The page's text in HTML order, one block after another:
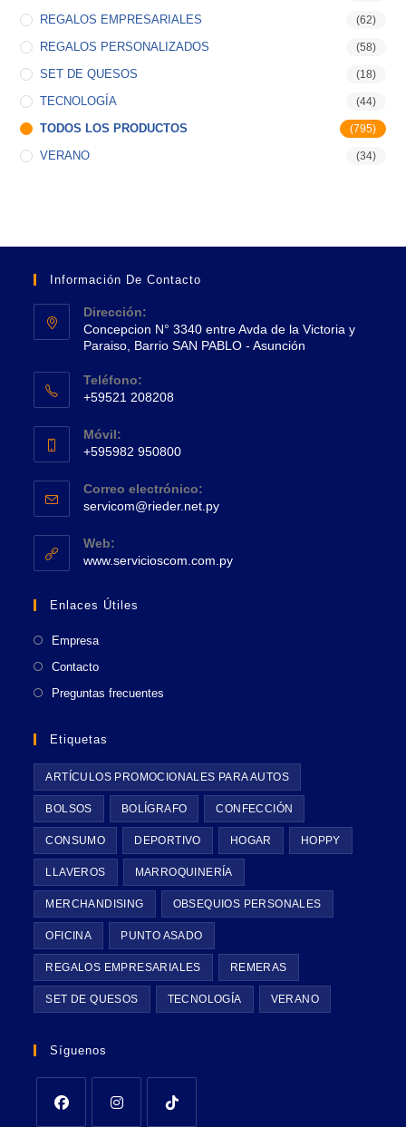
REGALOS EMPRESARIALES (62)
REGALOS PERSONALIZADOS (58)
SET DE QUESOS (18)
TECNOLOGÍA (44)
TODOS LOS PRODUCTOS (795)
VERANO (34)
Información De Contacto
Dirección:
Concepcion N° 3340 entre Avda de la Victoria y
Paraiso, Barrio SAN PABLO - Asunción
abre
una
nueva
Teléfono:
+59521 208208
abre
en
tu
aplicación
Móvil:
+595982 950800
abre
en
tu
aplicación
Correo electrónico:
servicom@rieder.net.pySe
aplicación
Web:
www.servicioscom.com.pySe
Enlaces Útiles
Empresa
Contacto
Preguntas frecuentes
Etiquetas
ARTÍCULOS PROMOCIONALES PARA AUTOS
BOLSOS BOLÍGRAFO CONFECCIÓN
CONSUMO DEPORTIVO HOGAR HOPPY
LLAVEROS MARROQUINERÍA
MERCHANDISING OBSEQUIOS PERSONALES
OFICINA PUNTO ASADO
REGALOS EMPRESARIALES REMERAS
SET DE QUESOS TECNOLOGÍA VERANO
Síguenos